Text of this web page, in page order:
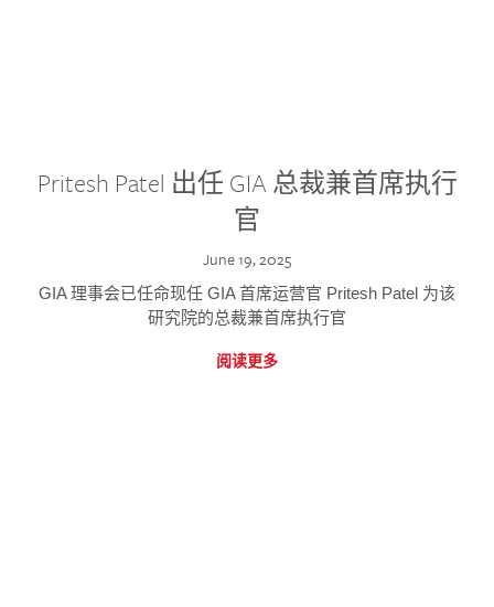
Pritesh Patel 出任 GIA 总裁兼首席执行
官
June 19, 2025
GIA 理事会已任命现任 GIA 首席运营官 Pritesh Patel 为该
研究院的总裁兼首席执行官
阅读更多